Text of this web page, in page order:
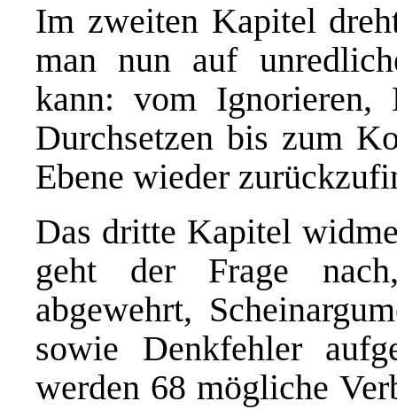
Im zweiten Kapitel
man nun auf
kann: vom Ignorieren,
Durchsetzen bis zum
Ebene wieder
Das dritte Kapitel
geht der Frage
abgewehrt,
sowie Denkfehler
werden 68 mögliche